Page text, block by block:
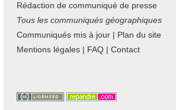
Rédaction de communiqué de presse
Tous les communiqués géographiques
Communiqués mis à jour | Plan du site
Mentions légales | FAQ | Contact